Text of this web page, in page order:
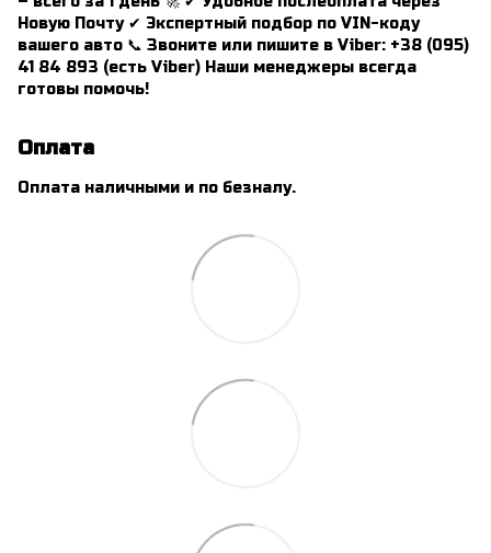
Новую Почту ✔ Экспертный подбор по VIN-коду
вашего авто 📞 Звоните или пишите в Viber: +38 (095)
41 84 893 (есть Viber) Наши менеджеры всегда
готовы помочь!
Оплата
Оплата наличными и по безналу.